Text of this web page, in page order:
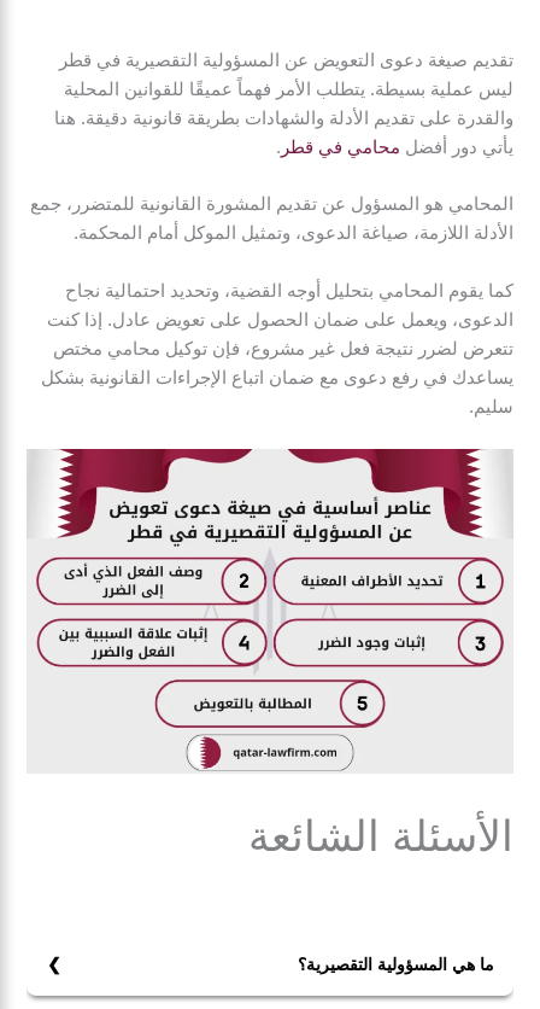
تقديم صيغة دعوى التعويض عن المسؤولية التقصيرية في قطر
ليس عملية بسيطة. يتطلب الأمر فهماً عميقًا للقوانين المحلية
والقدرة على تقديم الأدلة والشهادات بطريقة قانونية دقيقة. هنا
يأتي دور أفضل محامي في قطر .
المحامي هو المسؤول عن تقديم المشورة القانونية للمتضرر، جمع
الأدلة اللازمة، صياغة الدعوى، وتمثيل الموكل أمام المحكمة.
كما يقوم المحامي بتحليل أوجه القضية، وتحديد احتمالية نجاح
الدعوى، ويعمل على ضمان الحصول على تعويض عادل. إذا كنت
تتعرض لضرر نتيجة فعل غير مشروع، فإن توكيل محامي مختص
يساعدك في رفع دعوى مع ضمان اتباع الإجراءات القانونية بشكل
سليم.
الأسئلة الشائعة
ما هي المسؤولية التقصيرية؟